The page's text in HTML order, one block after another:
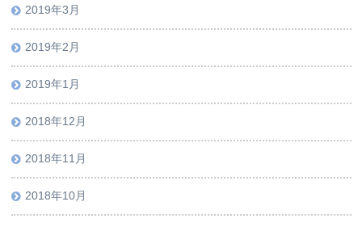
2019年3月
2019年2月
2019年1月
2018年12月
2018年11月
2018年10月